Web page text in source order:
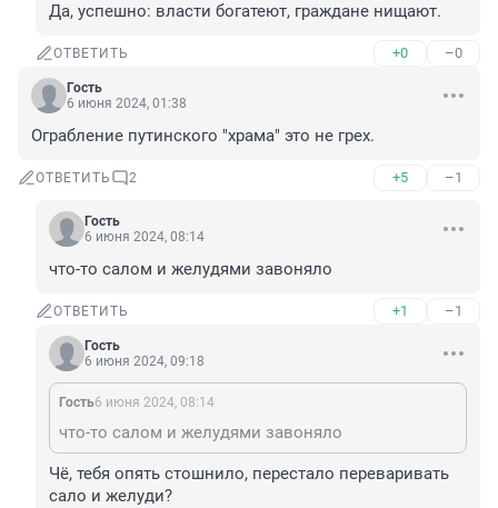
Да, успешно: власти богатеют, граждане нищают.
ОТВЕТИТЬ +0 –0
Гость
6 июня 2024, 01:38
Ограбление путинского "храма" это не грех.
ОТВЕТИТЬ 2 +5 –1
Гость
6 июня 2024, 08:14
что-то салом и желудями завоняло
ОТВЕТИТЬ +1 –1
Гость
6 июня 2024, 09:18
Гость6 июня 2024, 08:14
что-то салом и желудями завоняло
Чё, тебя опять стошнило, перестало переваривать
сало и желуди?